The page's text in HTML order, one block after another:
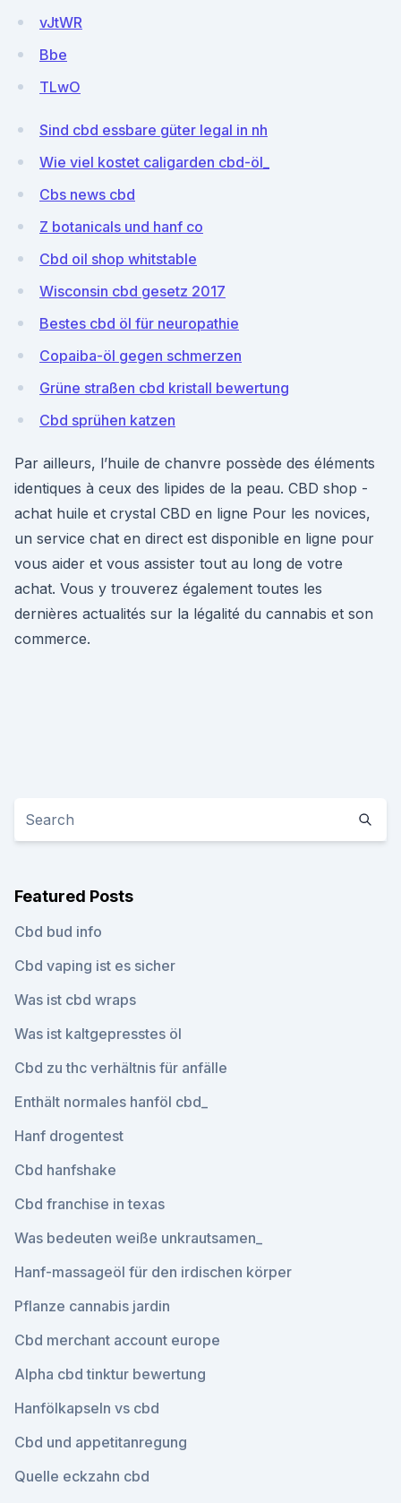
vJtWR
Bbe
TLwO
Sind cbd essbare güter legal in nh
Wie viel kostet caligarden cbd-öl_
Cbs news cbd
Z botanicals und hanf co
Cbd oil shop whitstable
Wisconsin cbd gesetz 2017
Bestes cbd öl für neuropathie
Copaiba-öl gegen schmerzen
Grüne straßen cbd kristall bewertung
Cbd sprühen katzen
Par ailleurs, l’huile de chanvre possède des éléments
identiques à ceux des lipides de la peau. CBD shop -
achat huile et crystal CBD en ligne Pour les novices,
un service chat en direct est disponible en ligne pour
vous aider et vous assister tout au long de votre
achat. Vous y trouverez également toutes les
dernières actualités sur la légalité du cannabis et son
commerce.
Featured Posts
Cbd bud info
Cbd vaping ist es sicher
Was ist cbd wraps
Was ist kaltgepresstes öl
Cbd zu thc verhältnis für anfälle
Enthält normales hanföl cbd_
Hanf drogentest
Cbd hanfshake
Cbd franchise in texas
Was bedeuten weiße unkrautsamen_
Hanf-massageöl für den irdischen körper
Pflanze cannabis jardin
Cbd merchant account europe
Alpha cbd tinktur bewertung
Hanfölkapseln vs cbd
Cbd und appetitanregung
Quelle eckzahn cbd